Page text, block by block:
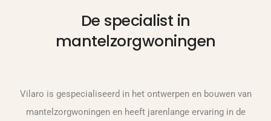
De specialist in
mantelzorgwoningen
Vilaro is gespecialiseerd in het ontwerpen en bouwen van
mantelzorgwoningen en heeft jarenlange ervaring in de